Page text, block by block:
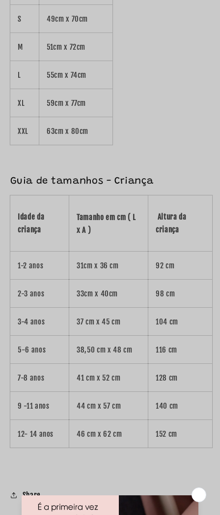
S 49cm x 70cm
M 51cm x 72cm
L 55cm x 74cm
XL 59cm x 77cm
XXL 63cm x 80cm
Guia de tamanhos - Criança
Idade da
criança
Tamanho em cm ( L
x A )
Altura da
criança
1-2 anos 31cm x 36 cm 92 cm
2-3 anos 33cm x 40cm 98 cm
3-4 anos 37 cm x 45 cm 104 cm
5-6 anos 38,50 cm x 48 cm 116 cm
7-8 anos 41 cm x 52 cm 128 cm
9 -11 anos 44 cm x 57 cm 140 cm
12- 14 anos 46 cm x 62 cm 152 cm
Share